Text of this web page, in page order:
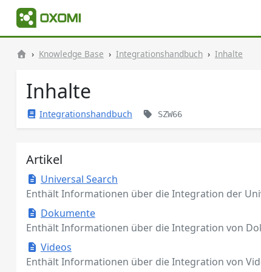
Knowledge Base Integrationshandbuch Inhalte
Inhalte
Integrationshandbuch SZW66
Artikel
Universal Search
Enthält Informationen über die Integration der
Dokumente
Enthält Informationen über die Integration von
Videos
Enthält Informationen über die Integration von